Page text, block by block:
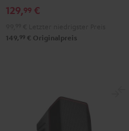
&
&
129,99 €
149, 99 € Originalpreis